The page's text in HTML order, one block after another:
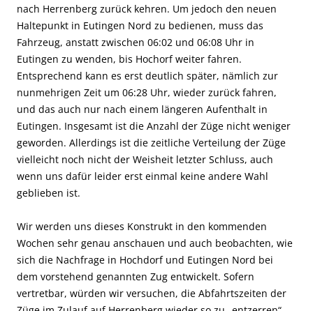
nach Herrenberg zurück kehren. Um jedoch den neuen
Haltepunkt in Eutingen Nord zu bedienen, muss das
Fahrzeug, anstatt zwischen 06:02 und 06:08 Uhr in
Eutingen zu wenden, bis Hochorf weiter fahren.
Entsprechend kann es erst deutlich später, nämlich zur
nunmehrigen Zeit um 06:28 Uhr, wieder zurück fahren,
und das auch nur nach einem längeren Aufenthalt in
Eutingen. Insgesamt ist die Anzahl der Züge nicht weniger
geworden. Allerdings ist die zeitliche Verteilung der Züge
vielleicht noch nicht der Weisheit letzter Schluss, auch
wenn uns dafür leider erst einmal keine andere Wahl
geblieben ist.
Wir werden uns dieses Konstrukt in den kommenden
Wochen sehr genau anschauen und auch beobachten, wie
sich die Nachfrage in Hochdorf und Eutingen Nord bei
dem vorstehend genannten Zug entwickelt. Sofern
vertretbar, würden wir versuchen, die Abfahrtszeiten der